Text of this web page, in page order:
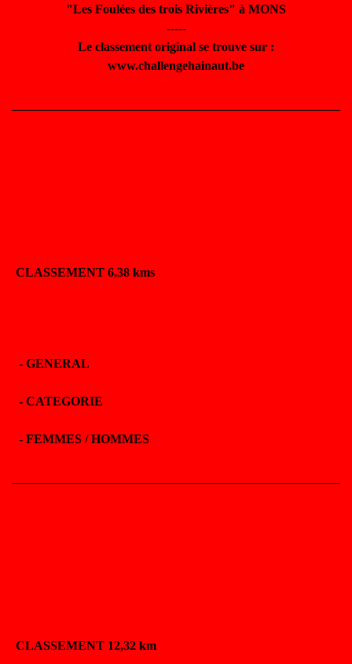
"Les Foulées des trois Rivières" à MONS
-----
Le classement original se trouve sur :
www.challengehainaut.be
CLASSEMENT 6,38 kms
- GENERAL
- CATEGORIE
- FEMMES / HOMMES
CLASSEMENT 12,32 km